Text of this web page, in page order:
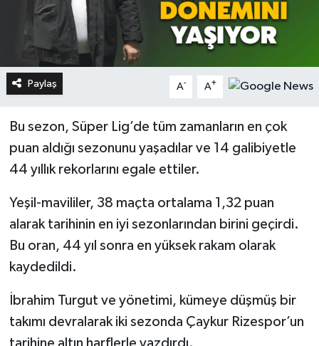
Paylaş A- A+
Bu sezon, Süper Lig’de tüm zamanların en çok
puan aldığı sezonunu yaşadılar ve 14 galibiyetle
44 yıllık rekorlarını egale ettiler.
Yeşil-mavililer, 38 maçta ortalama 1,32 puan
alarak tarihinin en iyi sezonlarından birini geçirdi.
Bu oran, 44 yıl sonra en yüksek rakam olarak
kaydedildi.
İbrahim Turgut ve yönetimi, kümeye düşmüş bir
takımı devralarak iki sezonda Çaykur Rizespor’un
tarihine altın harflerle yazdırdı.